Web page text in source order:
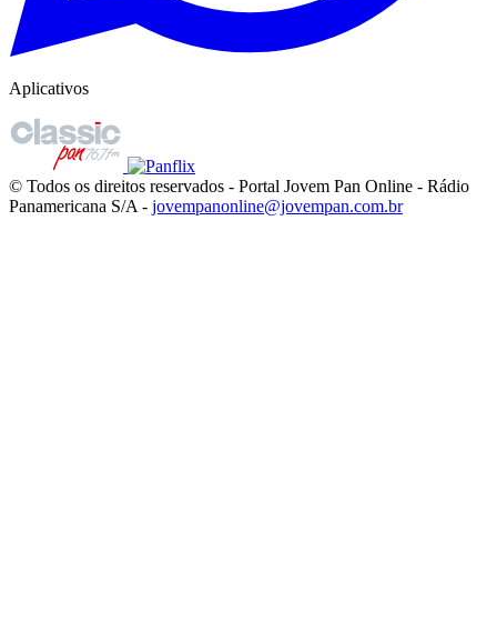
Aplicativos
© Todos os direitos reservados - Portal Jovem Pan Online - Rádio
Panamericana S/A - jovempanonline@jovempan.com.br